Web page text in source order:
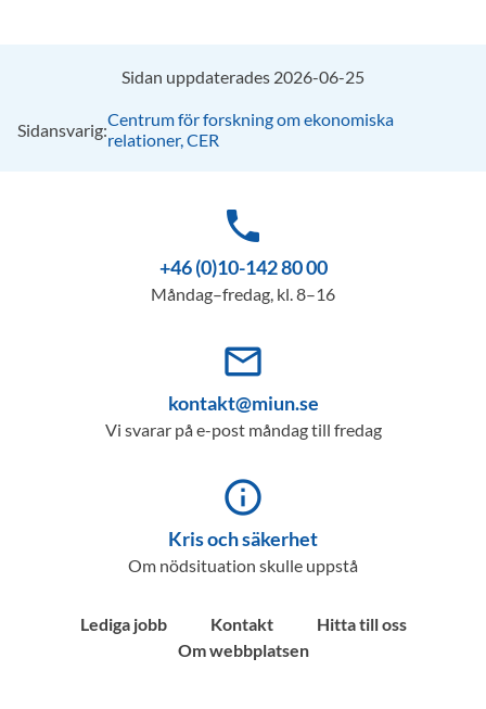
Sidan uppdaterades 2026-06-25
Sidansvarig:Centrum för forskning om ekonomiska
relationer, CER
phone
+46 (0)10-142 80 00
Måndag–fredag, kl. 8–16
mail_outline
kontakt@miun.se
Vi svarar på e-post måndag till fredag
info_outline
Kris och säkerhet
Om nödsituation skulle uppstå
Lediga jobb Kontakt
Hitta till oss
Om webbplatsen